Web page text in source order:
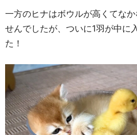
一方のヒナはボウルが高くてな
せんでしたが、ついに1羽が中に
た！